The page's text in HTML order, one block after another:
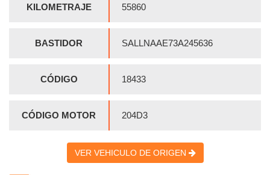
KILOMETRAJE 55860
BASTIDOR SALLNAAE73A245636
CÓDIGO 18433
CÓDIGO MOTOR 204D3
VER VEHICULO DE ORIGEN